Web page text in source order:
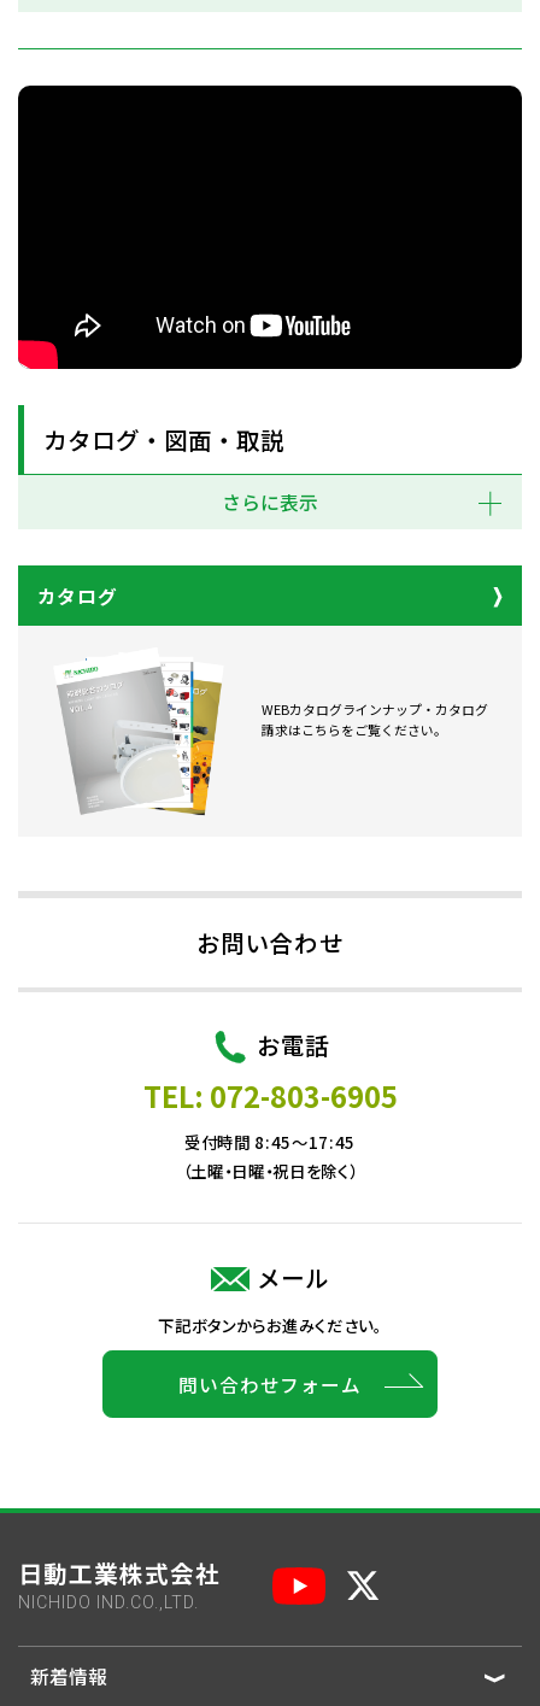
カタログ・図面・取説
さらに表示
カタログ
WEBカタログラインナップ・カタログ
請求はこちらをご覧ください。
お問い合わせ
お電話
TEL: 072-803-6905
受付時間 8:45～17:45
（土曜・日曜・祝日を除く）
メール
下記ボタンからお進みください。
問い合わせフォーム
日動工業株式会社
NICHIDO IND.CO.,LTD.
新着情報